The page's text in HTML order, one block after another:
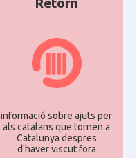
informació sobre ajuts per
als catalans que tornen a
Catalunya despres
d'haver viscut fora